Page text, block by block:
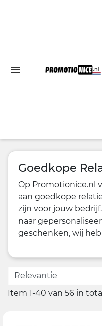
Goedkope
Op Promotionice.nl
aan goedkope
zijn voor jouw
naar
geschenken, wij
Item 1-40 van 56 in